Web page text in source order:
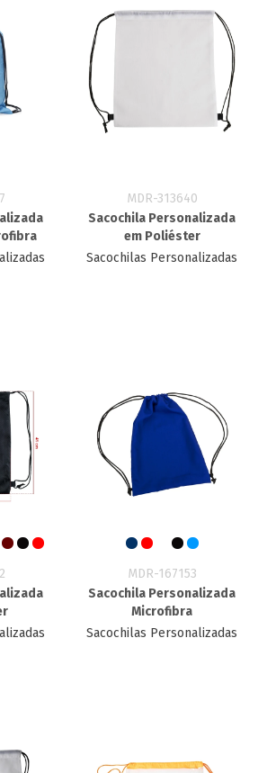
MDR-313640
Sacochila Personalizada
em Poliéster
Sacochilas Personalizadas
MDR-167153
Sacochila Personalizada
Microfibra
Sacochilas Personalizadas